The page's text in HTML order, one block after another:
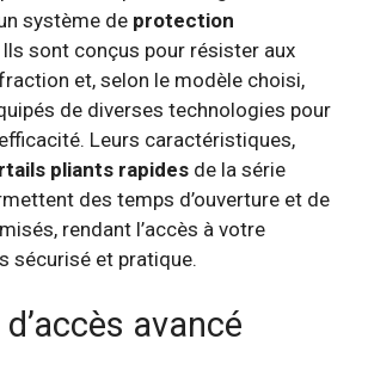
système de protection
Ils sont conçus pour résister aux
et, selon le modèle choisi,
de diverses technologies pour
Leurs caractéristiques,
pliants rapides de la série
des temps d’ouverture et de
rendant l’accès à votre
sécurisé et pratique.
avancé